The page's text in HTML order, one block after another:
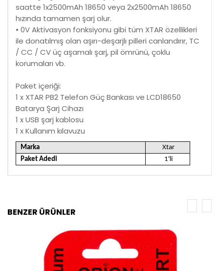
saatte 1x2500mAh 18650 veya 2x2500mAh 18650
hızında tamamen şarj olur.
• 0V Aktivasyon fonksiyonu gibi tüm XTAR özellikleri
ile donatılmış olan aşırı-deşarjlı pilleri canlandırır, TC
/ CC / CV üç aşamalı şarj, pil ömrünü, çoklu
korumaları vb.
Paket içeriği:
1 x XTAR PB2 Telefon Güç Bankası ve LCD18650
Batarya Şarj Cihazı
1 x USB şarj kablosu
1 x Kullanım kılavuzu
Marka
Xtar
Paket Adedi
1'li
BENZER ÜRÜNLER